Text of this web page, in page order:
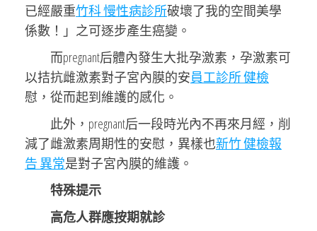
已經嚴重竹科 慢性病診所破壞了我的空間美學
係數！」之可逐步產生癌變。
而pregnant后體內發生大批孕激素，孕激素可
以拮抗雌激素對子宮內膜的安員工診所 健檢
慰，從而起到維護的感化。
此外，pregnant后一段時光內不再來月經，削
減了雌激素周期性的安慰，異樣也新竹 健檢報
告 異常是對子宮內膜的維護。
特殊提示
高危人群應按期就診